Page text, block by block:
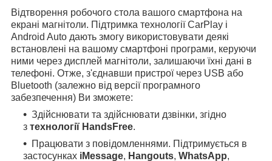
Відтворення робочого стола вашого смартфона на
екрані магнітоли. Підтримка технології CarPlay і
Android Auto дають змогу використовувати деякі
встановлені на вашому смартфоні програми, керуючи
ними через дисплей магнітоли, залишаючи їхні дані в
телефоні. Отже, з'єднавши пристрої через USB або
Bluetooth (залежно від версії програмного
забезпечення) Ви зможете:
Здійснювати та здійснювати дзвінки, згідно
з технології HandsFree.
Працювати з повідомленнями. Підтримується в
застосунках iMessage, Hangouts, WhatsApp,